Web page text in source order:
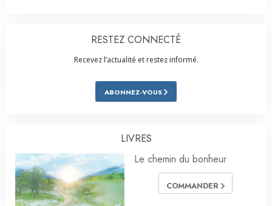
RESTEZ CONNECTÉ
Recevez l’actualité et restez informé.
ABONNEZ-VOUS
LIVRES
Le chemin du bonheur
COMMANDER